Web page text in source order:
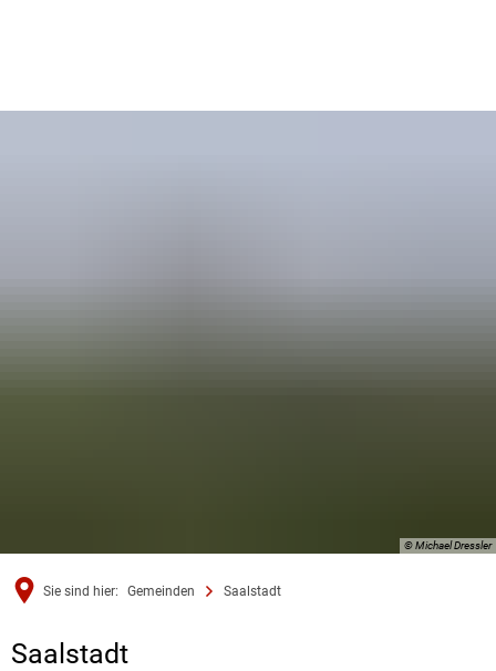
© Michael Dressler
Sie sind hier: Gemeinden Saalstadt
Saalstadt
Saalstadt